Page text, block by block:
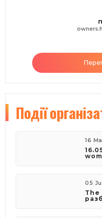
Події
16
05
The